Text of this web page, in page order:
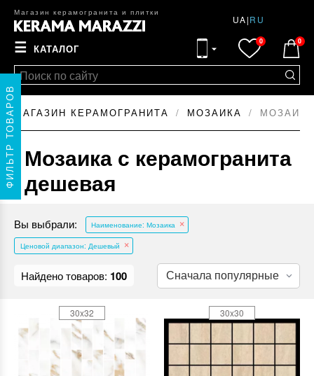
Магазин керамогранита и плитки
UA|RU
☰ КАТАЛОГ
0 0
МАГАЗИН КЕРАМОГРАНИТА МОЗАИКА
Мозаика с керамогранита
дешевая
Вы выбрали: Наименование: Мозаика
Ценовой диапазон: Дешевый
Найдено товаров: 100
30x32 30x30
ФИЛЬТР ТОВАРОВ